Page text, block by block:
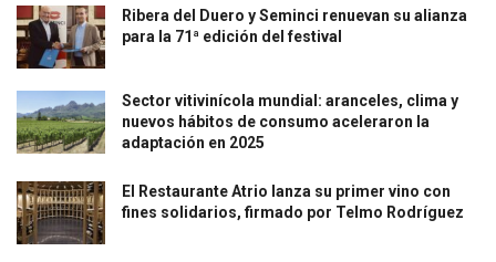
Ribera del Duero y Seminci renuevan su alianza
para la 71ª edición del festival
Sector vitivinícola mundial: aranceles, clima y
nuevos hábitos de consumo aceleraron la
adaptación en 2025
El Restaurante Atrio lanza su primer vino con
fines solidarios, firmado por Telmo Rodríguez